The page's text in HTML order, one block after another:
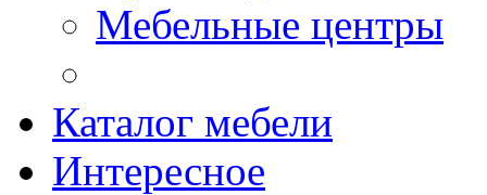
Мебельные центры
Каталог мебели
Интересное